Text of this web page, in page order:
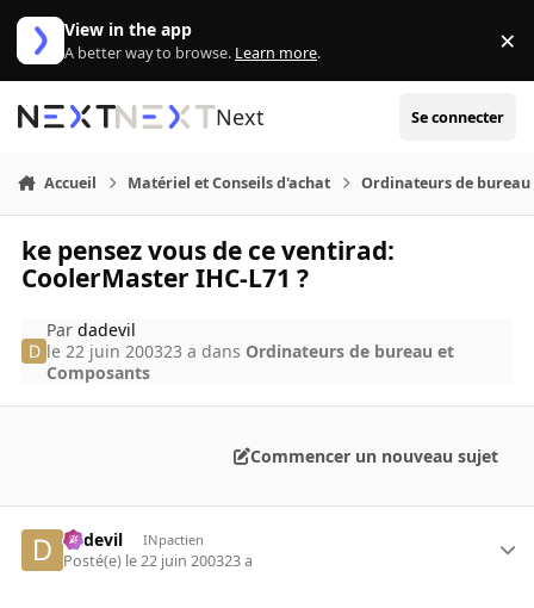
Aller au contenu
View in the app
A better way to browse. Learn more. ×
Next Se connecter
Accueil Matériel et Conseils d'achat Ordinateurs de bureau
ke pensez vous de ce ventirad:
CoolerMaster IHC-L71 ?
Pardadevil
le 22 juin 200323 a dans Ordinateurs de bureau et
Composants
Commencer un nouveau sujet
dadevil INpactien
Posté(e) le 22 juin 200323 a